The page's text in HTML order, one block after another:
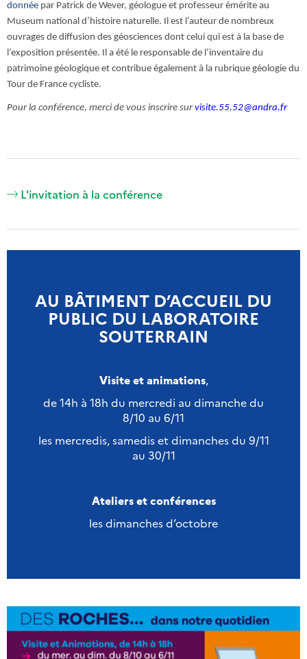
donnée par Patrick de Wever, géologue et professeur émérite au
Museum national d’histoire naturelle. Il est l’auteur de nombreux
ouvrages de diffusion des géosciences dont celui qui est à la base de
l’exposition présentée. Il a été le responsable de l’inventaire du
patrimoine géologique et contribue également à la rubrique géologie du
Tour de France cycliste.
Pour la conférence, merci de vous inscrire survisite.55.52@andra.fr
L'invitation à la conférence
AU BÂTIMENT D’ACCUEIL DU
PUBLIC DU LABORATOIRE
SOUTERRAIN
Visite et animations,
de 14h à 18h du mercredi au dimanche du
8/10 au 6/11
les mercredis, samedis et dimanches du 9/11
au 30/11
Ateliers et conférences
les dimanches d’octobre